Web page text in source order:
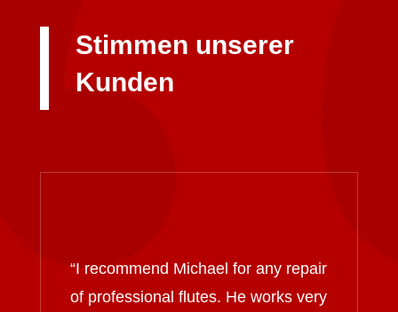
Stimmen unserer
Kunden
“I recommend Michael for any repair
of professional flutes. He works very